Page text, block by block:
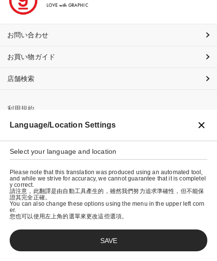
LOVE with GRAPHIC
お問い合わせ
お買い物ガイド
店舗検索
利用規約
プライバシーポリシー
特定商取引法に基づく表示
会社概要
© graniph inc.
Language/Location Settings
Select your language and location
Please note that this translation was produced using an automated tool,
and while we strive for accuracy, we cannot guarantee that it is completel
y correct.
請注意，此翻譯是由自動工具產生的，雖然我們努力追求準確性，但不能保
證其完全正確。
You can also change these options using the menu in the upper left corn
er.
您也可以使用左上角的選單來更改這些選項。
SAVE